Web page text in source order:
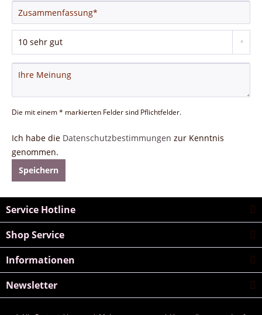
Die mit einem * markierten Felder sind Pflichtfelder.
Ich habe die Datenschutzbestimmungen zur Kenntnis
genommen.
Speichern
Service Hotline
Shop Service
Informationen
Newsletter